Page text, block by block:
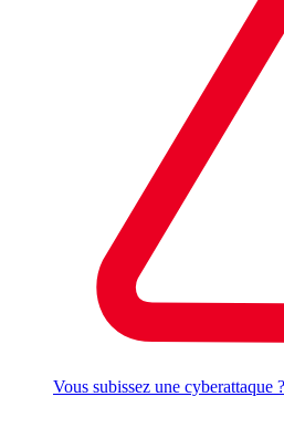
Vous subissez une cyberattaque